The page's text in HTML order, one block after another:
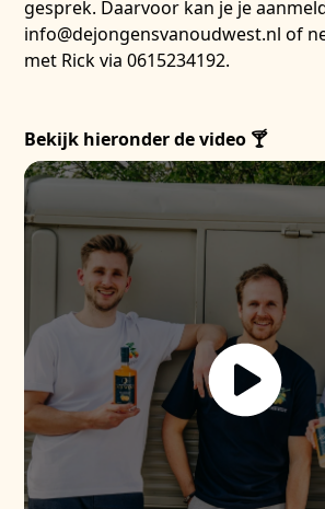
Bekijk hieronder de video 🍸
gesprek. Daarvoor kan je je
info@dejongensvanoudwest.nl of
met Rick via 0615234192.